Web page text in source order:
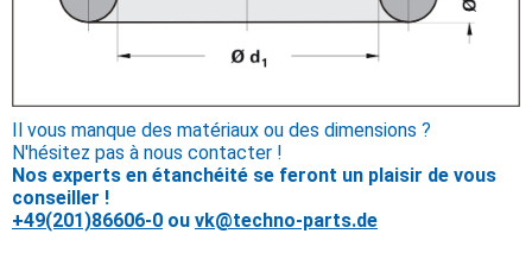
Il vous manque des matériaux ou des dimensions ?
N'hésitez pas à nous contacter !
Nos experts en étanchéité se feront un plaisir de vous
conseiller !
+49(201)86606-0 ou vk@techno-parts.de